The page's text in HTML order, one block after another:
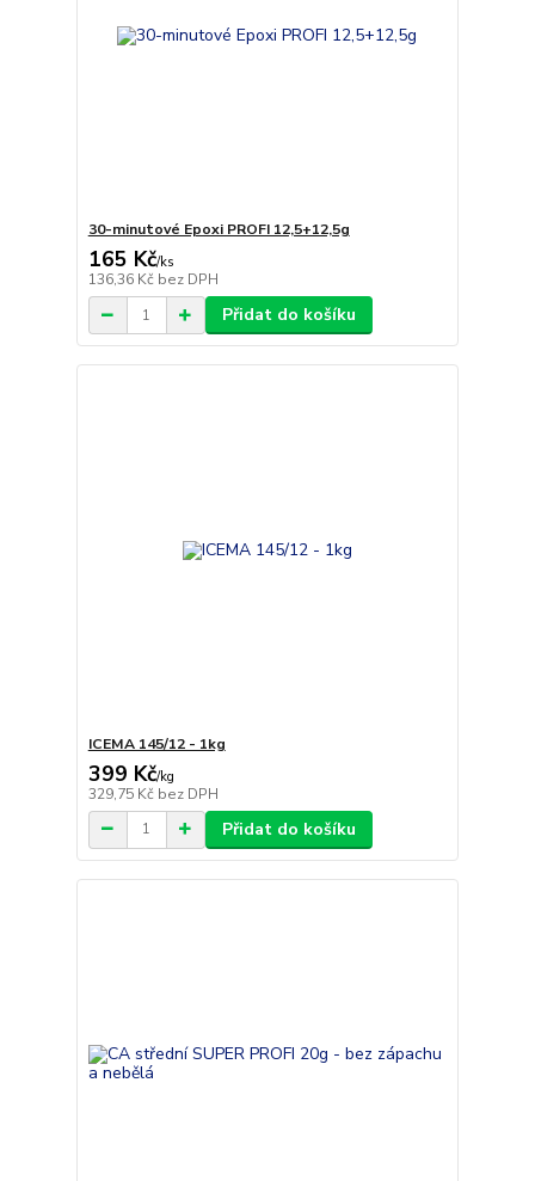
30-minutové Epoxi PROFI 12,5+12,5g
165 Kč/ks
136,36 Kč bez DPH
Přidat do košíku
ICEMA 145/12 - 1kg
399 Kč/kg
329,75 Kč bez DPH
Přidat do košíku